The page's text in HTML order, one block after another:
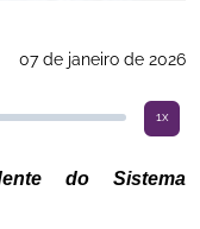
07 de janeiro de 2026
1x
do Sistema